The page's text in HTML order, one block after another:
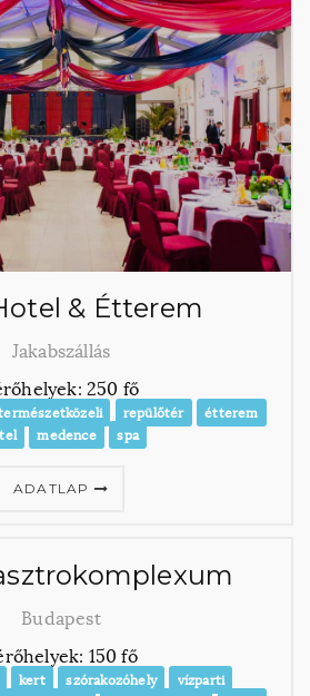
& Étterem
Jakabszállás
250 fő
repülőtér
étterem
medence spa
ADATLAP
Budapest
150 fő
kert szórakozóhely
vízparti